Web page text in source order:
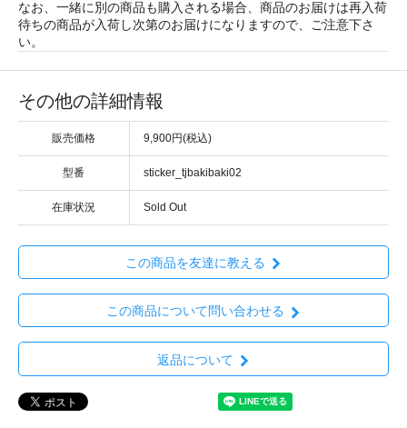
なお、一緒に別の商品も購入される場合、商品のお届けは再入荷
待ちの商品が入荷し次第のお届けになりますので、ご注意下さ
い。
その他の詳細情報
販売価格 9,900円(税込)
型番 sticker_tjbakibaki02
在庫状況 Sold Out
この商品を友達に教える
この商品について問い合わせる
返品について